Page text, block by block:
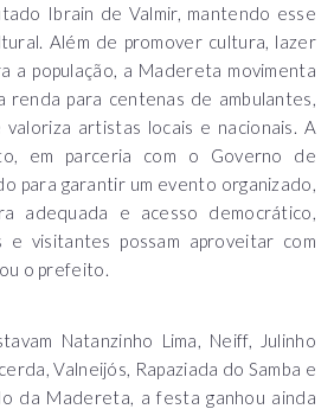
Ibrain de Valmir, mantendo esse
Além de promover cultura, lazer
a população, a Madereta movimenta
renda para centenas de ambulantes,
artistas locais e nacionais. A
em parceria com o Governo de
para garantir um evento organizado,
adequada e acesso democrático,
e visitantes possam aproveitar com
o prefeito.
Natanzinho Lima, Neiff, Julinho
Valneijós, Rapaziada do Samba e
da Madereta, a festa ganhou ainda